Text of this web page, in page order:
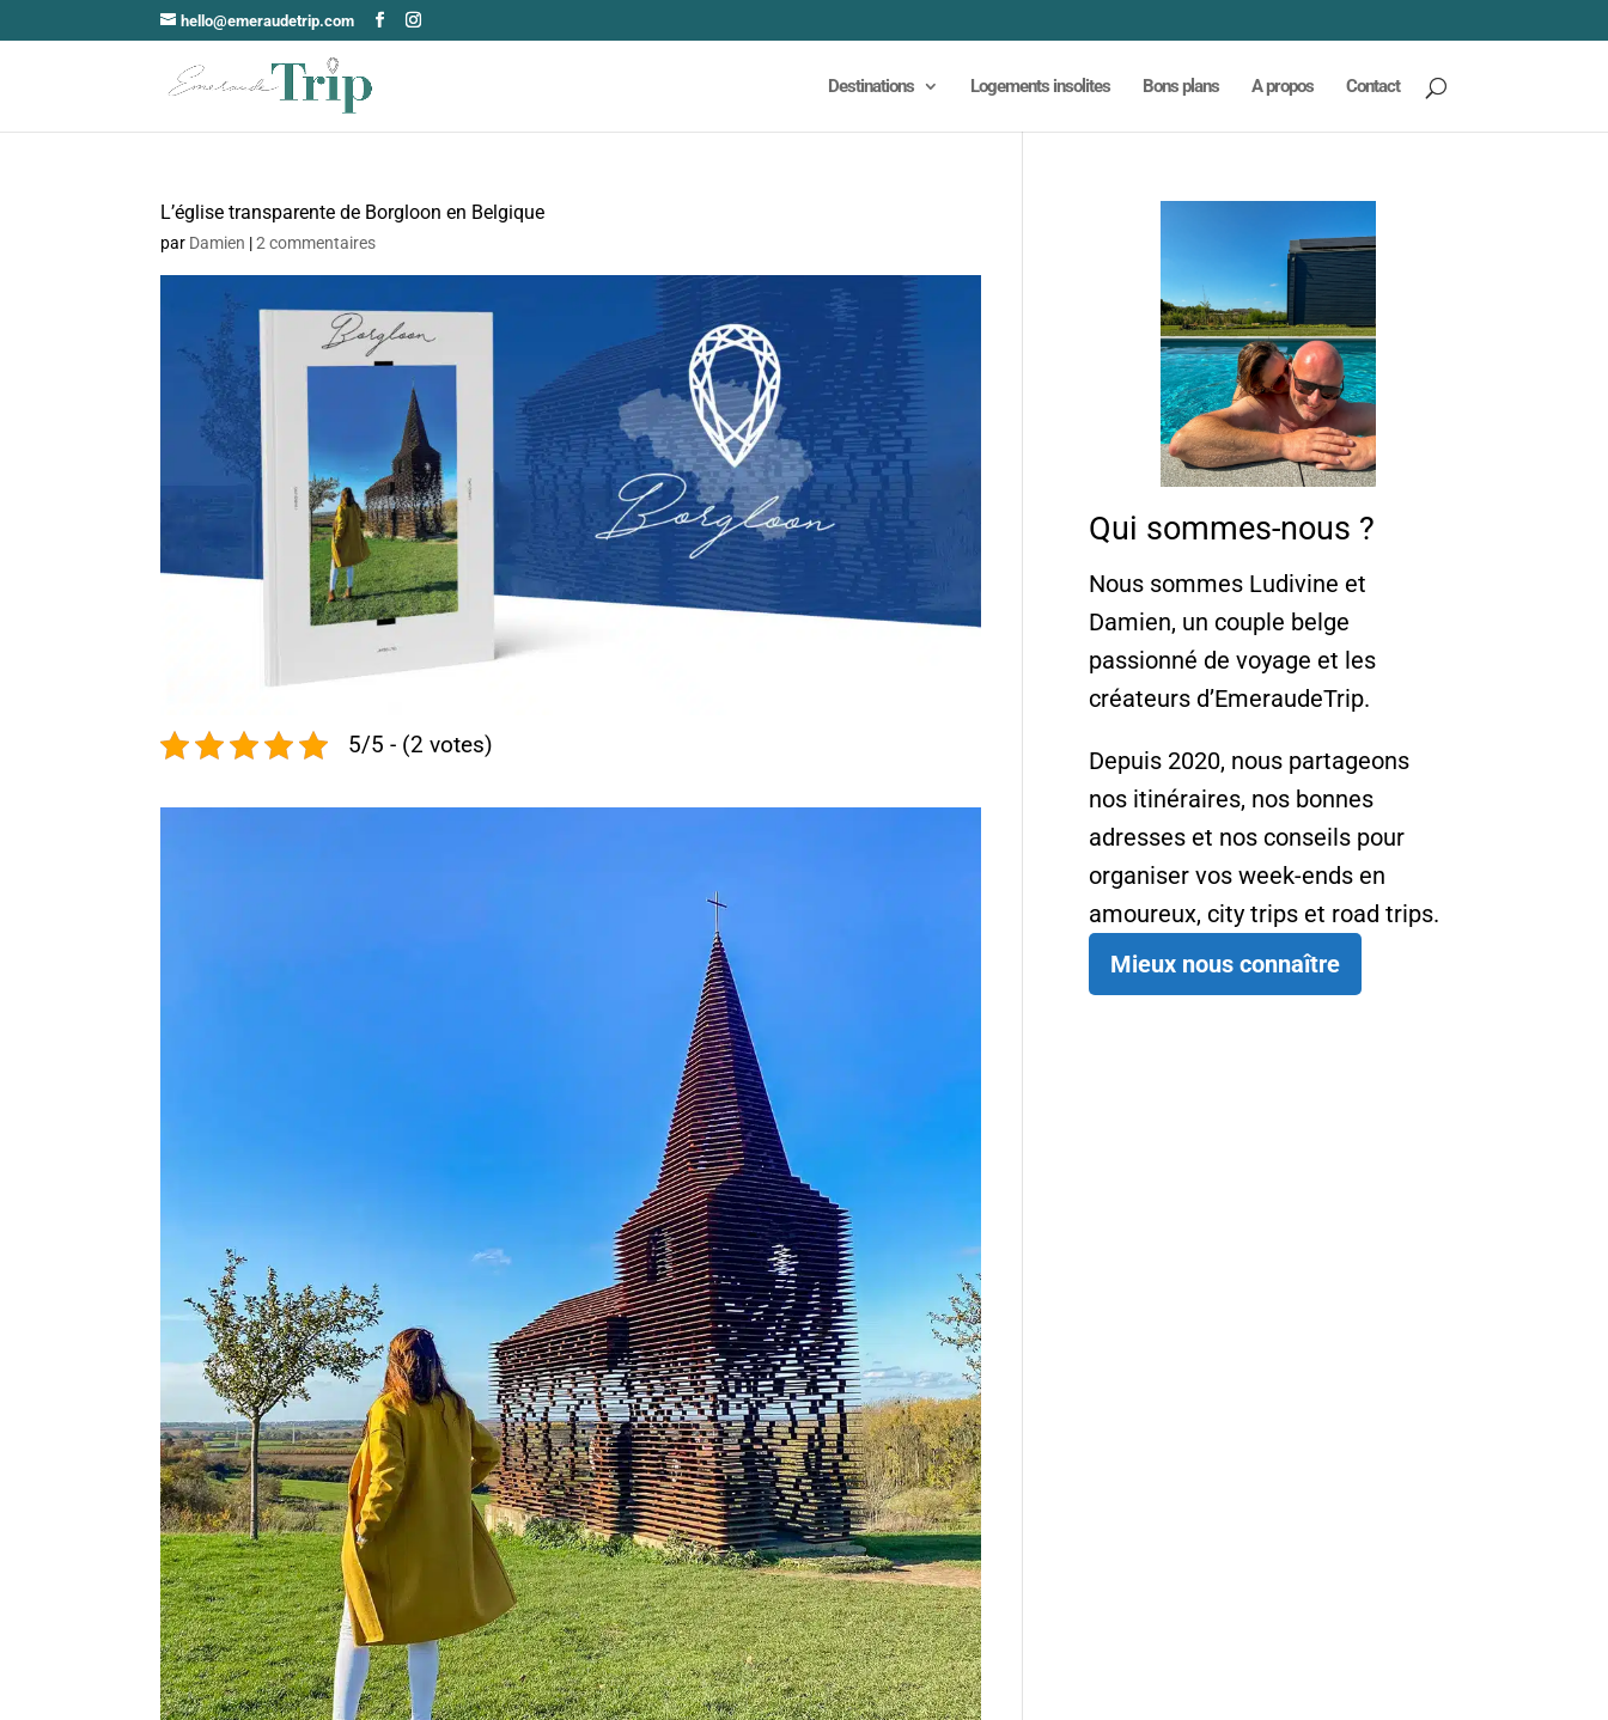
hello@emeraudetrip.com
Destinations Logements insolites Bons plans A propos Contact
L’église transparente de Borgloon en Belgique
par Damien |2 commentaires
5/5 - (2 votes)
Qui sommes-nous ?
Nous sommes Ludivine et
Damien, un couple belge
passionné de voyage et les
créateurs d’EmeraudeTrip.
Depuis 2020, nous partageons
nos itinéraires, nos bonnes
adresses et nos conseils pour
organiser vos week-ends en
amoureux, city trips et road trips.
Mieux nous connaître